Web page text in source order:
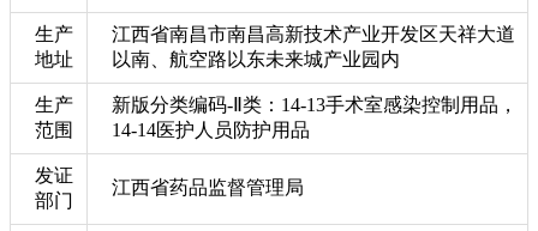
生产
地址
江西省南昌市南昌高新技术产业开发区天祥大道
以南、航空路以东未来城产业园内
生产
范围
新版分类编码-Ⅱ类：14-13手术室感染控制用品，
14-14医护人员防护用品
发证
部门
江西省药品监督管理局